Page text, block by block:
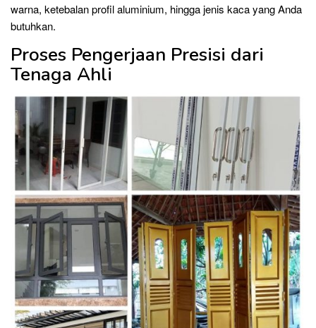
warna, ketebalan profil aluminium, hingga jenis kaca yang Anda
butuhkan.
Proses Pengerjaan Presisi dari
Tenaga Ahli